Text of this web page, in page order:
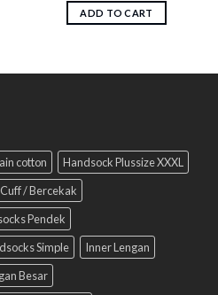
ADD TO CART
cotton
Handsock Plussize XXXL
/ Bercekak
Pendek
Simple
Inner Lengan
Besar